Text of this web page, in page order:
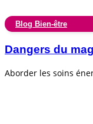
Blog Bien-être
Dangers du
Aborder les soins